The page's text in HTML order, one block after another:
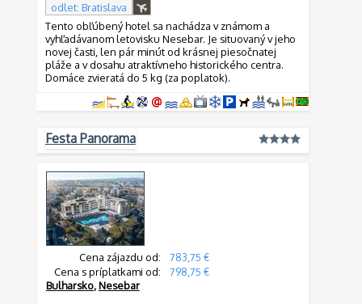
odlet: Bratislava
Tento obľúbený hotel sa nachádza v známom a
vyhľadávanom letovisku Nesebar. Je situovaný v jeho
novej časti, len pár minút od krásnej piesočnatej
pláže a v dosahu atraktívneho historického centra.
Domáce zvieratá do 5 kg (za poplatok).
Festa Panorama
Cena zájazdu od:
783,75 €
Cena s príplatkami od:
798,75 €
Bulharsko,Nesebar